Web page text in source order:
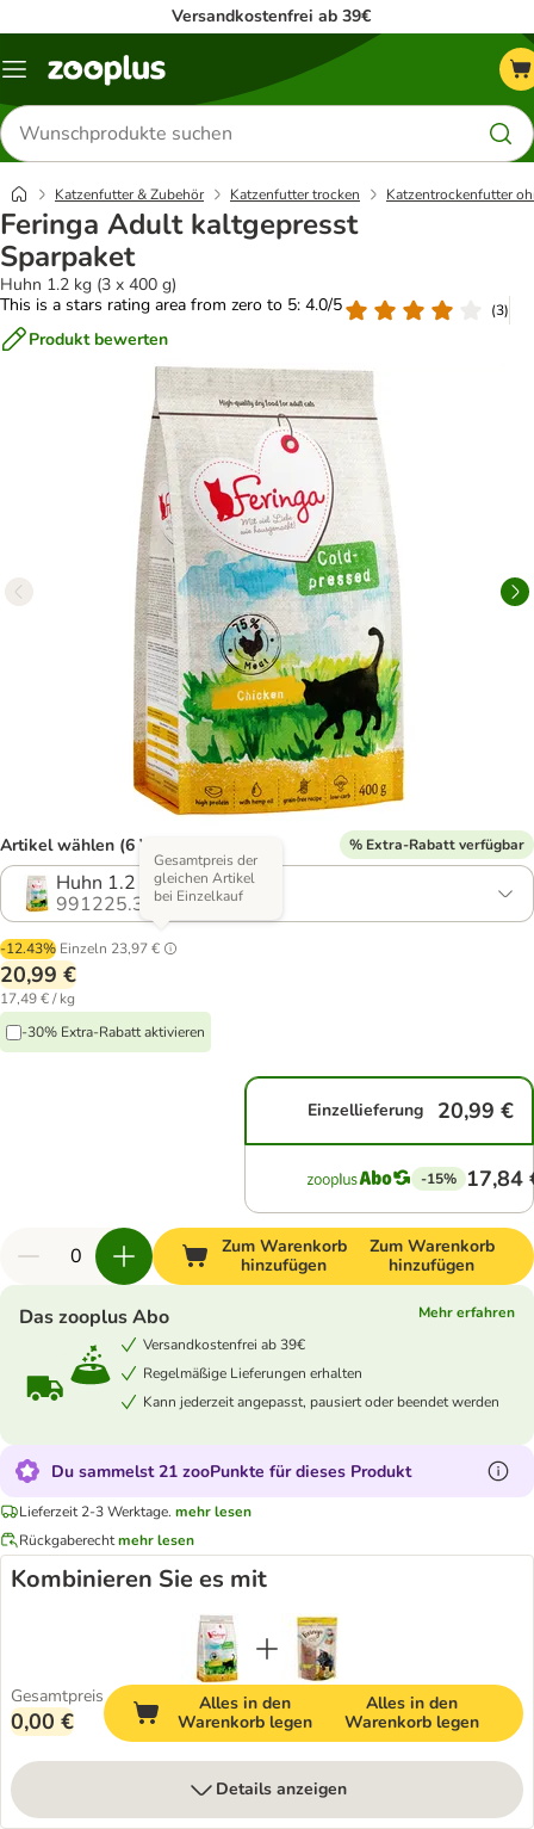
Versandkostenfrei ab 39€
Menü
Produkte
suchen
Katzenfutter & Zubehör Katzenfutter trocken Katzentrockenfutter
Feringa Adult kaltgepresst
Sparpaket
Huhn 1.2 kg (3 x 400 g)
This is a stars rating area from zero to 5: 4.0/5
(3)
Produkt bewerten
Artikel wählen (6 Varianten) % Extra-Rabatt verfügbar
Huhn 1.2 kg (3 x 400 g)
991225.3
-12.43% Einzeln 23,97 €
Gesamtpreis der
gleichen Artikel
bei Einzelkauf
20,99 €
17,49 € / kg
-30% Extra-Rabatt aktivieren
Einzellieferung 20,99 €
-15% 17,84
Zum Warenkorb
hinzufügen
Zum Warenkorb
hinzufügen
Das zooplus Abo
Mehr erfahren
Versandkostenfrei ab 39€
Regelmäßige Lieferungen erhalten
Kann jederzeit angepasst, pausiert oder beendet werden
Du sammelst 21 zooPunkte für dieses Produkt
Lieferzeit 2-3 Werktage. mehr lesen
Rückgaberechtmehr lesen
Kombinieren Sie es mit
Gesamtpreis
0,00 €
Alles in den
Warenkorb legen
Alles in den
Warenkorb legen
Details anzeigen